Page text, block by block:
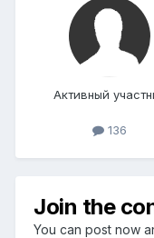
Активный
136
Join the
You can post now